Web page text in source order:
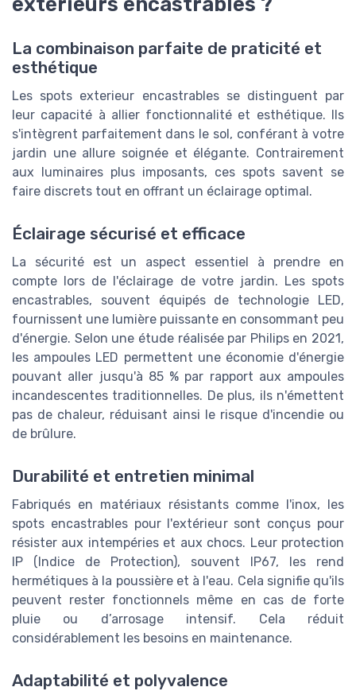
La combinaison parfaite de praticité et
esthétique
Les spots exterieur encastrables se distinguent par
leur capacité à allier fonctionnalité et esthétique. Ils
s'intègrent parfaitement dans le sol, conférant à votre
jardin une allure soignée et élégante. Contrairement
aux luminaires plus imposants, ces spots savent se
faire discrets tout en offrant un éclairage optimal.
Éclairage sécurisé et efficace
La sécurité est un aspect essentiel à prendre en
compte lors de l'éclairage de votre jardin. Les spots
encastrables, souvent équipés de technologie LED,
fournissent une lumière puissante en consommant peu
d'énergie. Selon une étude réalisée par Philips en 2021,
les ampoules LED permettent une économie d'énergie
pouvant aller jusqu'à 85 % par rapport aux ampoules
incandescentes traditionnelles. De plus, ils n'émettent
pas de chaleur, réduisant ainsi le risque d'incendie ou
de brûlure.
Durabilité et entretien minimal
Fabriqués en matériaux résistants comme l'inox, les
spots encastrables pour l'extérieur sont conçus pour
résister aux intempéries et aux chocs. Leur protection
IP (Indice de Protection), souvent IP67, les rend
hermétiques à la poussière et à l'eau. Cela signifie qu'ils
peuvent rester fonctionnels même en cas de forte
pluie ou d’arrosage intensif. Cela réduit
considérablement les besoins en maintenance.
Adaptabilité et polyvalence